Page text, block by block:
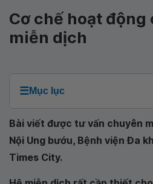
Cơ chế hoạt động
miễn dịch
☰Mục lục
Bài viết được tư vấn chuyên
Nội Ung bướu, Bệnh viện Đa
Times City.